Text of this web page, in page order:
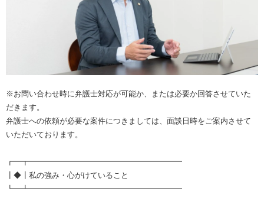
※お問い合わせ時に弁護士対応が可能か、または必要か回答させていた
だきます。
弁護士への依頼が必要な案件につきましては、面談日時をご案内させて
いただいております。
┏━┳━━━━━━━━━━━━━━━━━━━━
┃◆┃私の強み・心がけていること
┗━┻━━━━━━━━━━━━━━━━━━━━